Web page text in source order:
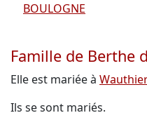
BOULOGNE
Famille de Berthe
Elle est mariée à
Ils se sont mariés.